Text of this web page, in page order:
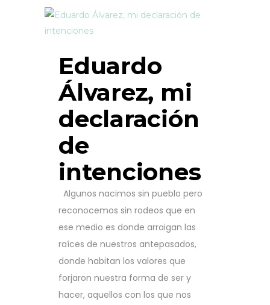
Eduardo
Álvarez, mi
declaración
de
intenciones
Algunos nacimos sin pueblo pero
reconocemos sin rodeos que en
ese medio es donde arraigan las
raíces de nuestros antepasados,
donde habitan los valores que
forjaron nuestra forma de ser y
hacer, aquellos con los que nos